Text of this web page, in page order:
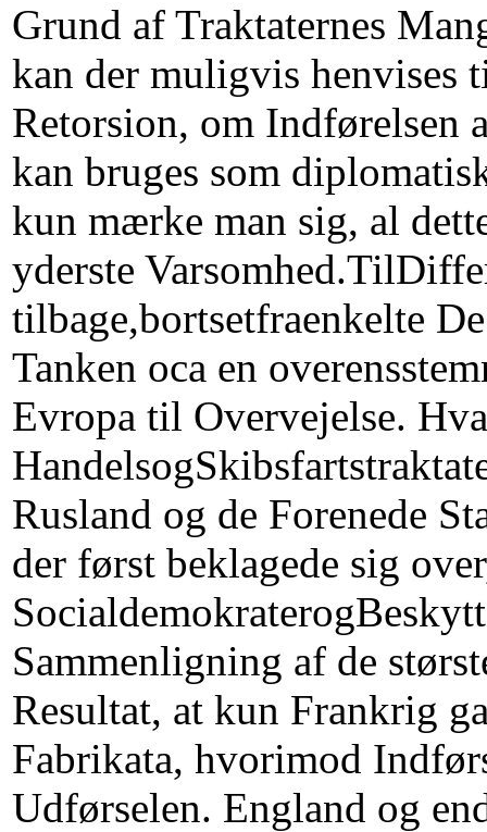
Grund af Traktaternes
kan der muligvis henvises
Retorsion, om Indførelsen
kan bruges som
kun mærke man sig, al
yderste
tilbage,bortsetfraenkelte
Tanken oca en
Evropa til Overvejelse.
Rusland og de Forenede
der først beklagede sig
Sammenligning af de
Resultat, at kun Frankrig
Fabrikata, hvorimod
Udførselen. England og